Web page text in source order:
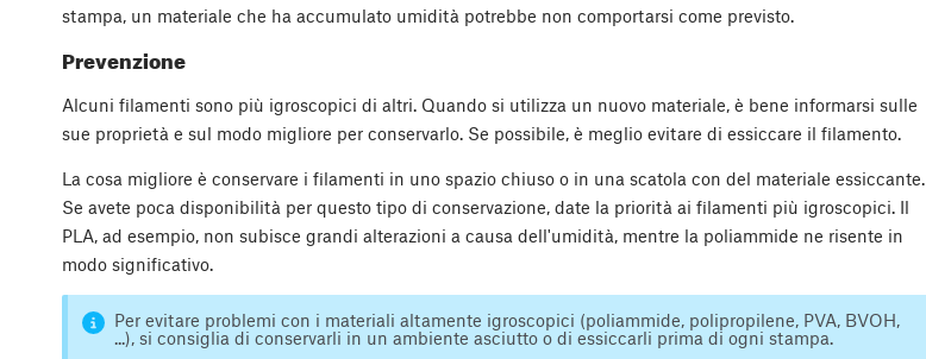
stampa, un materiale che ha accumulato umidità potrebbe non comportarsi come previsto.
Prevenzione
Alcuni filamenti sono più igroscopici di altri. Quando si utilizza un nuovo materiale, è bene informarsi sulle
sue proprietà e sul modo migliore per conservarlo. Se possibile, è meglio evitare di essiccare il filamento.
La cosa migliore è conservare i filamenti in uno spazio chiuso o in una scatola con del materiale essiccante.
Se avete poca disponibilità per questo tipo di conservazione, date la priorità ai filamenti più igroscopici. Il
PLA, ad esempio, non subisce grandi alterazioni a causa dell'umidità, mentre la poliammide ne risente in
modo significativo.
Per evitare problemi con i materiali altamente igroscopici (poliammide, polipropilene, PVA, BVOH,
...), si consiglia di conservarli in un ambiente asciutto o di essiccarli prima di ogni stampa.